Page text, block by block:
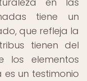
tiene un
que refleja la
tienen del
los elementos
un testimonio